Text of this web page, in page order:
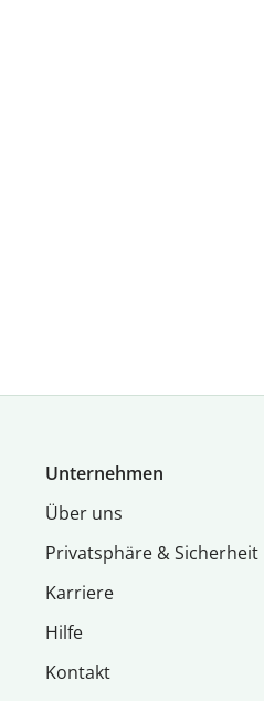
Unternehmen
Über uns
Privatsphäre & Sicherheit
Karriere
Hilfe
Kontakt